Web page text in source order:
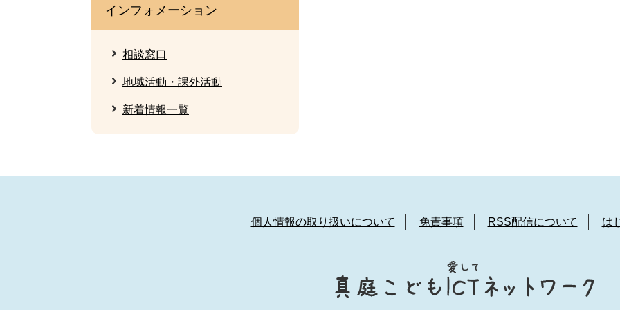
インフォメーション
相談窓口
地域活動・課外活動
新着情報一覧
個人情報の取り扱いについて 免責事項 RSS配信について は